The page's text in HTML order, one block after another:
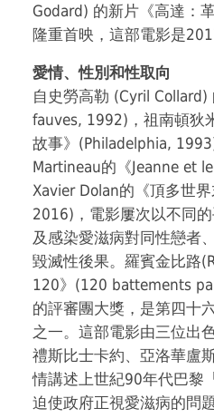
Godard) 的新片《高達：
隆重首映，這部電影是
愛情、性別和性取向
自史勞高勒 (Cyril
fauves, 1992)，祖南頓狄
故事》(Philadelphia,
Martineau的《Jeanne et
Xavier Dolan的《頂多世
2016)，電影屢次以不同
及感染愛滋病對同性戀者
毀滅性後果。羅賓金比路
120》(120 battements
的評審團大獎，是第四十
之一。這部電影由三位出
禮斯比士卡約、亞洛華盧
情講述上世紀90年代巴黎
迫使政府正視愛滋病的問